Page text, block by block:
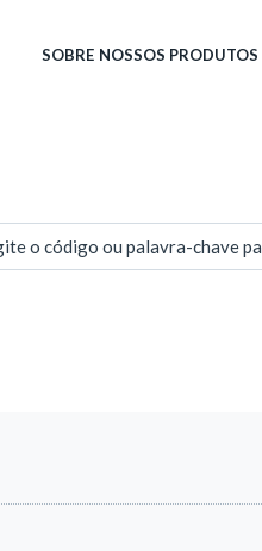
SOBRE NOSSOS PRODUTOS
o código ou palavra-chave